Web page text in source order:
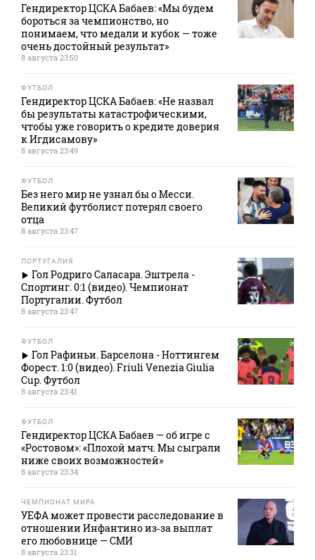
Гендиректор ЦСКА Бабаев: «Мы будем
бороться за чемпионство, но
понимаем, что медали и кубок — тоже
очень достойный результат»
8 августа 23:50
ФУТБОЛ
Гендиректор ЦСКА Бабаев: «Не назвал
бы результаты катастрофическими,
чтобы уже говорить о кредите доверия
к Игдисамову»
8 августа 23:49
ФУТБОЛ
Без него мир не узнал бы о Месси.
Великий футболист потерял своего
отца
8 августа 23:47
ПОРТУГАЛИЯ
Гол Родриго Саласара. Эштрела -
Спортинг. 0:1 (видео). Чемпионат
Португалии. Футбол
8 августа 23:47
ФУТБОЛ
Гол Рафиньи. Барселона - Ноттингем
Форест. 1:0 (видео). Friuli Venezia Giulia
Cup. Футбол
8 августа 23:41
ФУТБОЛ
Гендиректор ЦСКА Бабаев — об игре с
«Ростовом»: «Плохой матч. Мы сыграли
ниже своих возможностей»
8 августа 23:34
ЧЕМПИОНАТ МИРА
УЕФА может провести расследование в
отношении Инфантино из‑за выплат
его любовнице — СМИ
8 августа 23:31